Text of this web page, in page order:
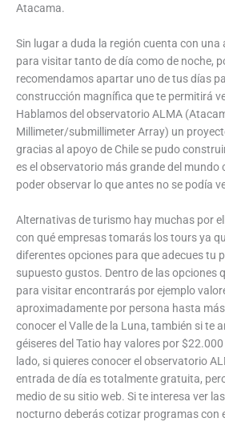
Atacama.
Sin lugar a duda la región cuenta con
para visitar tanto de día como de noche,
recomendamos apartar uno de tus días
construcción magnífica que te permitirá
Hablamos del observatorio ALMA
Millimeter/submillimeter Array) un
gracias al apoyo de Chile se pudo
es el observatorio más grande del mundo
poder observar lo que antes no se podía
Alternativas de turismo hay muchas por
con qué empresas tomarás los tours ya
diferentes opciones para que adecues tu
supuesto gustos. Dentro de las opciones
para visitar encontrarás por ejemplo
aproximadamente por persona hasta
conocer el Valle de la Luna, también si te
géiseres del Tatio hay valores por
lado, si quieres conocer el observatorio
entrada de día es totalmente gratuita,
medio de su sitio web. Si te interesa ver
nocturno deberás cotizar programas con